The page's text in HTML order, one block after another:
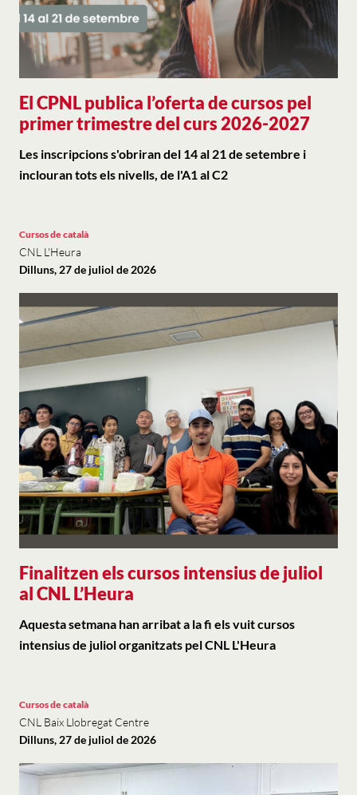
El CPNL publica l’oferta de cursos pel
primer trimestre del curs 2026-2027
Les inscripcions s'obriran del 14 al 21 de setembre i
inclouran tots els nivells, de l'A1 al C2
Finalitzen els cursos intensius de juliol
al CNL L’Heura
Cursos de català
CNL L'Heura
Dilluns, 27 de juliol de 2026
Aquesta setmana han arribat a la fi els vuit cursos
intensius de juliol organitzats pel CNL L'Heura
Cursos de català
CNL Baix Llobregat Centre
Dilluns, 27 de juliol de 2026